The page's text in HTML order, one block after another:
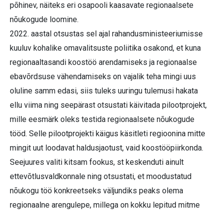
põhinev, näiteks eri osapooli kaasavate regionaalsete
nõukogude loomine.
2022. aastal otsustas sel ajal rahandusministeeriumisse
kuuluv kohalike omavalitsuste poliitika osakond, et kuna
regionaaltasandi koostöö arendamiseks ja regionaalse
ebavõrdsuse vähendamiseks on vajalik teha mingi uus
oluline samm edasi, siis tuleks uuringu tulemusi hakata
ellu viima ning seepärast otsustati käivitada pilootprojekt,
mille eesmärk oleks testida regionaalsete nõukogude
tööd. Selle pilootprojekti käigus käsitleti regioonina mitte
mingit uut loodavat haldusjaotust, vaid koostööpiirkonda.
Seejuures valiti kitsam fookus, st keskenduti ainult
ettevõtlusvaldkonnale ning otsustati, et moodustatud
nõukogu töö konkreetseks väljundiks peaks olema
regionaalne arengulepe, millega on kokku lepitud mitme